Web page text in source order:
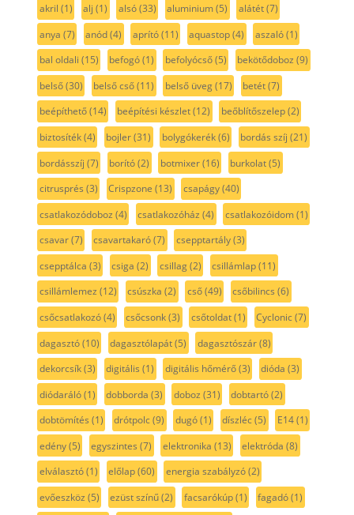
akril (1) alj (1) alsó(33) aluminium(5) alátét(7)
anya (7) anód(4) aprító(11) aquastop(4) aszaló(1)
bal oldali (15) befogó(1) befolyócső(5) bekötődoboz (9)
belső(30) belső cső(11) belső üveg(17) betét(7)
beépíthető(14) beépítési készlet(12) beőblítőszelep(2)
biztosíték(4) bojler(31) bolygókerék(6) bordás szíj (21)
bordásszíj (7) borító(2) botmixer(16) burkolat(5)
citrusprés (3) Crispzone (13) csapágy(40)
csatlakozódoboz (4) csatlakozóház (4) csatlakozóidom(1)
csavar(7) csavartakaró(7) csepptartály(3)
csepptálca (3) csiga (2) csillag(2) csillámlap(11)
csillámlemez (12) csúszka (2) cső(49) csőbilincs (6)
csőcsatlakozó(4) csőcsonk(3) csőtoldat(1) Cyclonic(7)
dagasztó(10) dagasztólapát(5) dagasztószár(8)
dekorcsík(3) digitális (1) digitális hőmérő(3) dióda (3)
diódaráló(1) dobborda (3) doboz (31) dobtartó(2)
dobtömítés (1) drótpolc(9) dugó(1) díszléc(5) E14(1)
edény(5) egyszintes (7) elektronika (13) elektróda (8)
elválasztó(1) előlap(60) energia szabályzó(2)
evőeszköz (5) ezüst színű(2) facsarókúp(1) fagadó(1)